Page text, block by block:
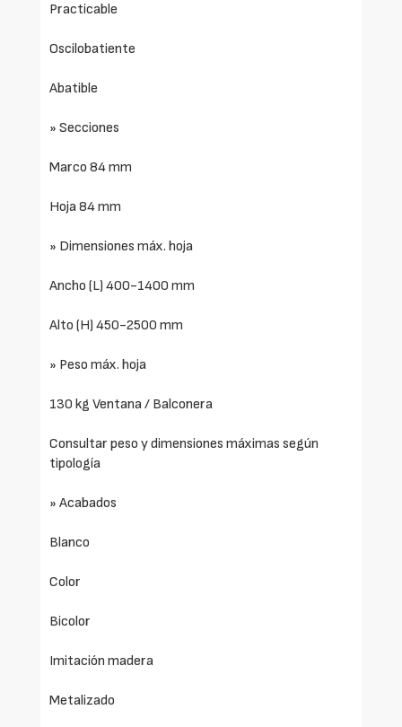
Practicable
Oscilobatiente
Abatible
» Secciones
Marco 84 mm
Hoja 84 mm
» Dimensiones máx. hoja
Ancho (L) 400-1400 mm
Alto (H) 450-2500 mm
» Peso máx. hoja
130 kg Ventana / Balconera
Consultar peso y dimensiones máximas según
tipología
» Acabados
Blanco
Color
Bicolor
Imitación madera
Metalizado